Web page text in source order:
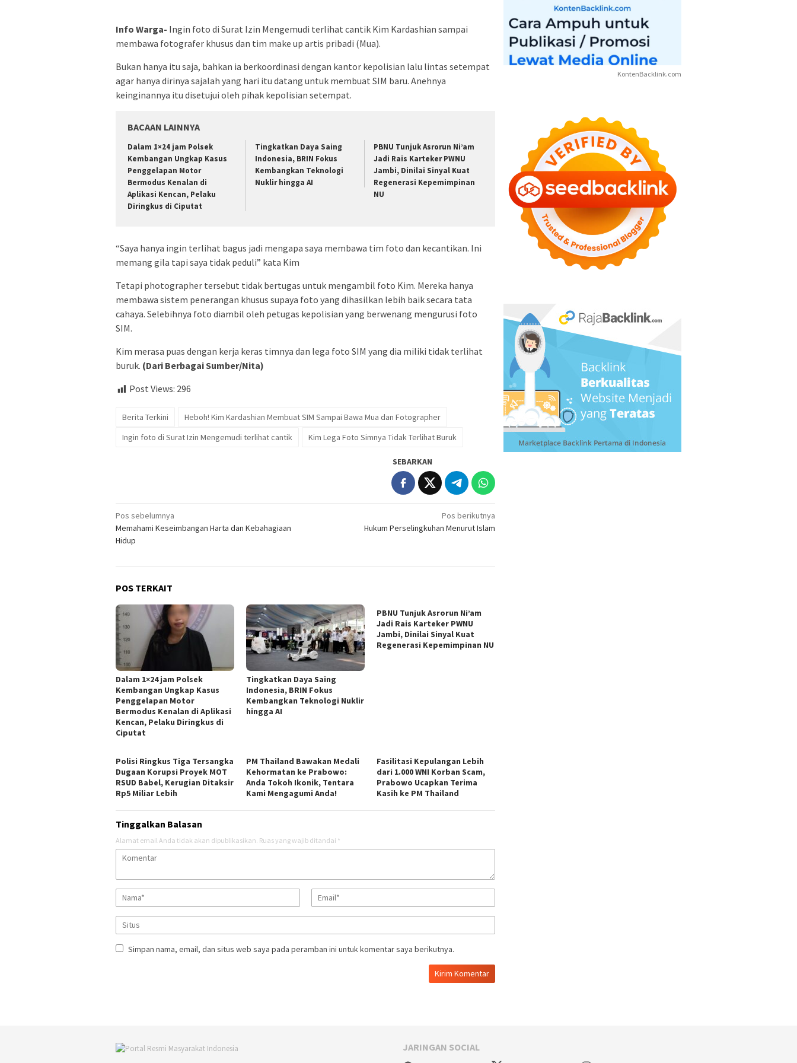
Info Warga- Ingin foto di Surat Izin Mengemudi terlihat cantik Kim Kardashian sampai
membawa fotografer khusus dan tim make up artis pribadi (Mua).
Bukan hanya itu saja, bahkan ia berkoordinasi dengan kantor kepolisian lalu lintas setempat
agar hanya dirinya sajalah yang hari itu datang untuk membuat SIM baru. Anehnya
keinginannya itu disetujui oleh pihak kepolisian setempat.
BACAAN LAINNYA
Dalam 1×24 jam Polsek
Kembangan Ungkap Kasus
Penggelapan Motor
Bermodus Kenalan di
Aplikasi Kencan, Pelaku
Diringkus di Ciputat
Tingkatkan Daya Saing
Indonesia, BRIN Fokus
Kembangkan Teknologi
Nuklir hingga AI
PBNU Tunjuk Asrorun Ni’am
Jadi Rais Karteker PWNU
Jambi, Dinilai Sinyal Kuat
Regenerasi Kepemimpinan
NU
“Saya hanya ingin terlihat bagus jadi mengapa saya membawa tim foto dan kecantikan. Ini
memang gila tapi saya tidak peduli” kata Kim
Tetapi photographer tersebut tidak bertugas untuk mengambil foto Kim. Mereka hanya
membawa sistem penerangan khusus supaya foto yang dihasilkan lebih baik secara tata
cahaya. Selebihnya foto diambil oleh petugas kepolisian yang berwenang mengurusi foto
SIM.
Kim merasa puas dengan kerja keras timnya dan lega foto SIM yang dia miliki tidak terlihat
buruk. (Dari Berbagai Sumber/Nita)
Post Views: 296
Berita Terkini
Heboh! Kim Kardashian Membuat SIM Sampai Bawa Mua dan Fotographer
Ingin foto di Surat Izin Mengemudi terlihat cantik
Kim Lega Foto Simnya Tidak Terlihat Buruk
SEBARKAN
Navigasi
pos
Pos sebelumnya
Memahami Keseimbangan Harta dan Kebahagiaan
Hidup
Pos berikutnya
Hukum Perselingkuhan Menurut Islam
POS TERKAIT
Dalam 1×24 jam Polsek
Kembangan Ungkap Kasus
Penggelapan Motor
Bermodus Kenalan di Aplikasi
Kencan, Pelaku Diringkus di
Ciputat
Tingkatkan Daya Saing
Indonesia, BRIN Fokus
Kembangkan Teknologi Nuklir
hingga AI
PBNU Tunjuk Asrorun Ni’am
Jadi Rais Karteker PWNU
Jambi, Dinilai Sinyal Kuat
Regenerasi Kepemimpinan NU
Polisi Ringkus Tiga Tersangka
Dugaan Korupsi Proyek MOT
RSUD Babel, Kerugian Ditaksir
Rp5 Miliar Lebih
PM Thailand Bawakan Medali
Kehormatan ke Prabowo:
Anda Tokoh Ikonik, Tentara
Kami Mengagumi Anda!
Fasilitasi Kepulangan Lebih
dari 1.000 WNI Korban Scam,
Prabowo Ucapkan Terima
Kasih ke PM Thailand
Tinggalkan Balasan
Alamat email Anda tidak akan dipublikasikan. Ruas yang wajib ditandai *
Simpan nama, email, dan situs web saya pada peramban ini untuk komentar saya berikutnya.
KontenBacklink.com
JARINGAN SOCIAL